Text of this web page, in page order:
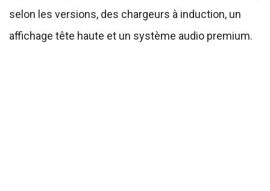
selon les versions, des chargeurs à induction, un
affichage tête haute et un système audio premium.